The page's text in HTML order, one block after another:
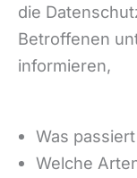
die
Betroffenen
informieren,
Was
Welche